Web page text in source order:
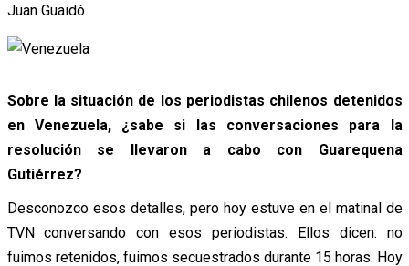
Juan Guaidó.
Sobre la situación de los periodistas chilenos detenidos
en Venezuela, ¿sabe si las conversaciones para la
resolución se llevaron a cabo con Guarequena
Gutiérrez?
Desconozco esos detalles, pero hoy estuve en el matinal de
TVN conversando con esos periodistas. Ellos dicen: no
fuimos retenidos, fuimos secuestrados durante 15 horas. Hoy